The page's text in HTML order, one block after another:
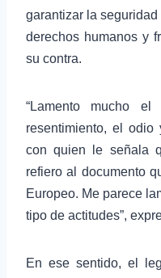
garantizar la
derechos humanos y
su contra.
“Lamento mucho el
resentimiento, el
con quien le señala
refiero al documento
Europeo. Me parece
tipo de actitudes”,
En ese sentido, el